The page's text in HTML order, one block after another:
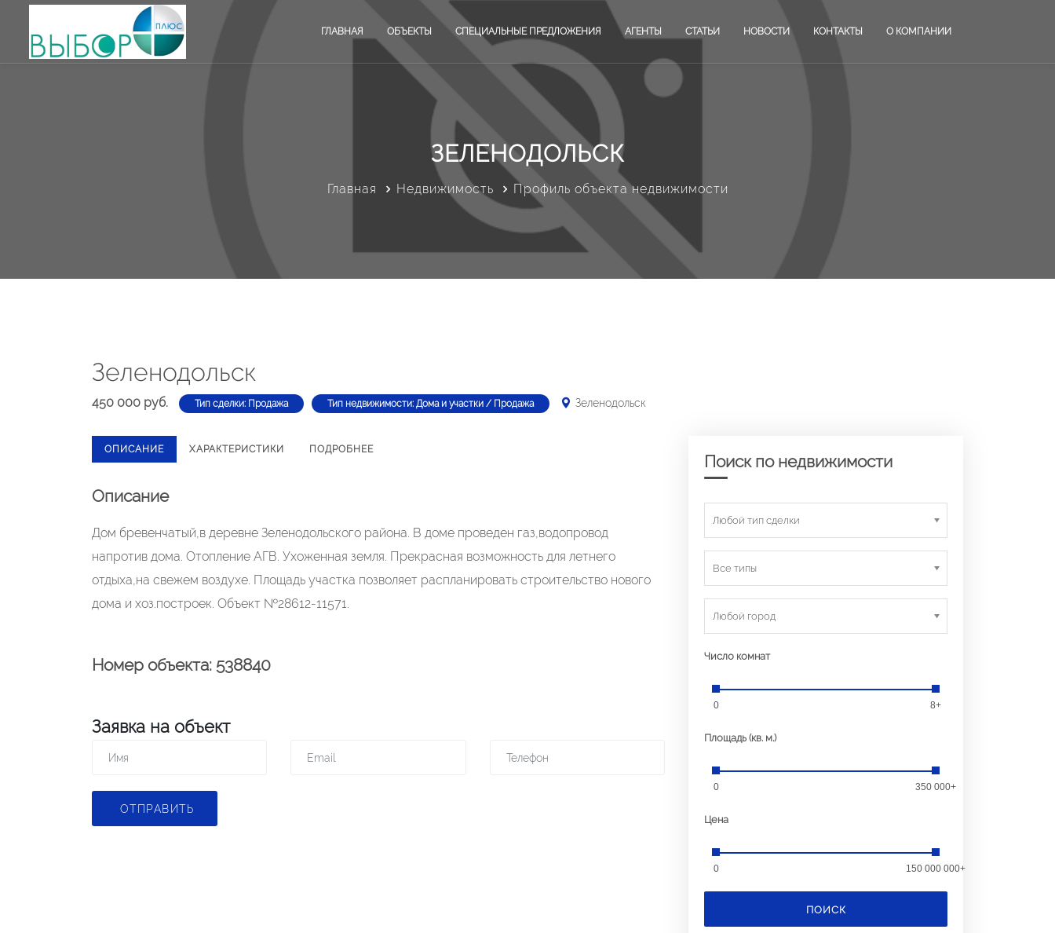
ГЛАВНАЯ ОБЪЕКТЫ СПЕЦИАЛЬНЫЕ ПРЕДЛОЖЕНИЯ АГЕНТЫ СТАТЬИ НОВОСТИ КОНТАКТЫ О КОМПАНИИ
ЗЕЛЕНОДОЛЬСК
Главная Недвижимость Профиль объекта недвижимости
Зеленодольск
450 000 руб. Тип сделки: Продажа Тип недвижимости: Дома и участки / Продажа Зеленодольск
ОПИСАНИЕ ХАРАКТЕРИСТИКИ ПОДРОБНЕЕ
Описание
Дом бревенчатый,в деревне Зеленодольского района. В доме проведен газ,водопровод
напротив дома. Отопление АГВ. Ухоженная земля. Прекрасная возможность для летнего
отдыха,на свежем воздухе. Площадь участка позволяет распланировать строительство нового
дома и хоз.построек. Объект №28612-11571.
Номер объекта: 538840
Заявка на объект
ОТПРАВИТЬ
Поиск по недвижимости
Любой тип сделки
Все типы
Любой город
Число комнат
0 8+
Площадь (кв. м.)
0 350 000+
Цена
0 150 000 000+
ПОИСК